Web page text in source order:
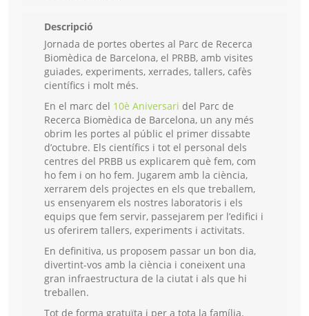
Descripció
Jornada de portes obertes al Parc de Recerca
Biomèdica de Barcelona, el PRBB, amb visites
guiades, experiments, xerrades, tallers, cafès
científics i molt més.
En el marc del 10è Aniversari del Parc de
Recerca Biomèdica de Barcelona, un any més
obrim les portes al públic el primer dissabte
d’octubre. Els científics i tot el personal dels
centres del PRBB us explicarem què fem, com
ho fem i on ho fem. Jugarem amb la ciència,
xerrarem dels projectes en els que treballem,
us ensenyarem els nostres laboratoris i els
equips que fem servir, passejarem per l’edifici i
us oferirem tallers, experiments i activitats.
En definitiva, us proposem passar un bon dia,
divertint-vos amb la ciència i coneixent una
gran infraestructura de la ciutat i als que hi
treballen.
Tot de forma gratuïta i per a tota la família.